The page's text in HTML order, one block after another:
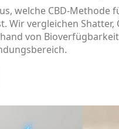
welche CBD-Methode
Wir vergleichen Shatter,
von